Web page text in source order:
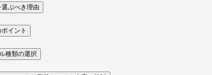
ぶべき理由
イント
種類の選択